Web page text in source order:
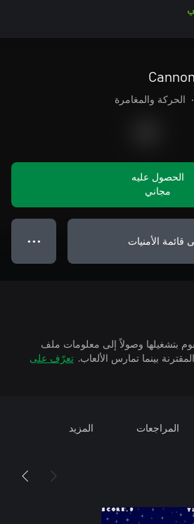
• الحركة والمغامرة
الحصول عليه
مجاني
قائمة الأمنيات ● ● ●
بتشغيلها وصولاً إلى معلومات ملف
تعرّف على
المراجعات المزيد